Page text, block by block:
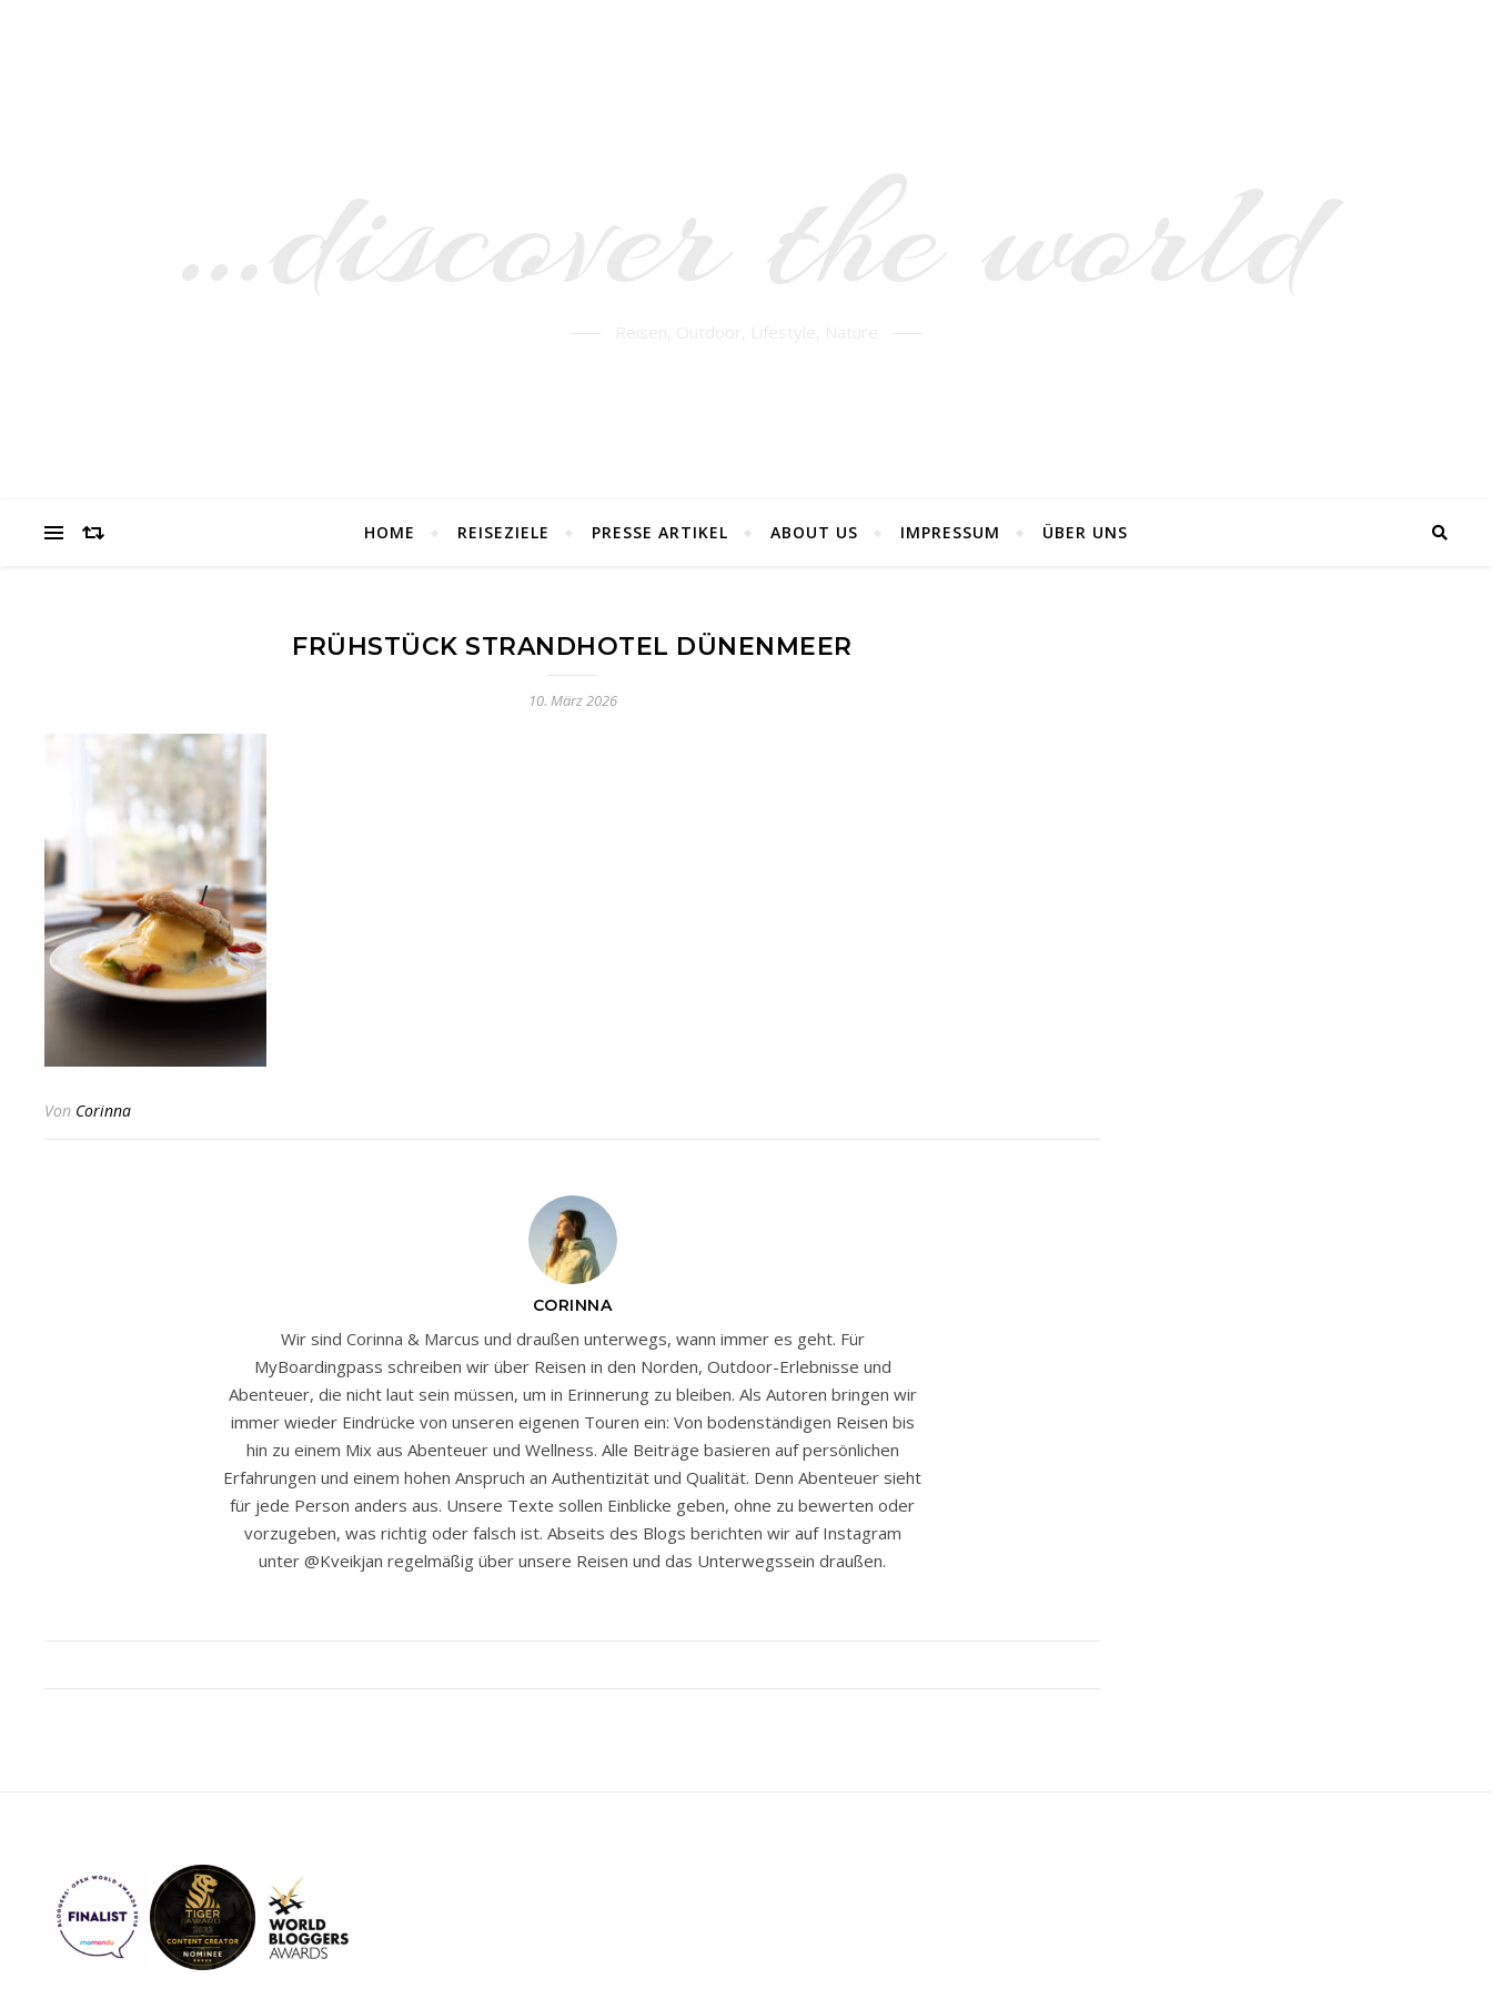
HOME REISEZIELE PRESSE ARTIKEL ABOUT US IMPRESSUM ÜBER UNS
FRÜHSTÜCK STRANDHOTEL DÜNENMEER
10. März 2026
Von Corinna
CORINNA
Wir sind Corinna & Marcus und draußen unterwegs, wann immer es geht. Für
MyBoardingpass schreiben wir über Reisen in den Norden, Outdoor-Erlebnisse und
Abenteuer, die nicht laut sein müssen, um in Erinnerung zu bleiben. Als Autoren bringen wir
immer wieder Eindrücke von unseren eigenen Touren ein: Von bodenständigen Reisen bis
hin zu einem Mix aus Abenteuer und Wellness. Alle Beiträge basieren auf persönlichen
Erfahrungen und einem hohen Anspruch an Authentizität und Qualität. Denn Abenteuer sieht
für jede Person anders aus. Unsere Texte sollen Einblicke geben, ohne zu bewerten oder
vorzugeben, was richtig oder falsch ist. Abseits des Blogs berichten wir auf Instagram
unter @Kveikjan regelmäßig über unsere Reisen und das Unterwegssein draußen.